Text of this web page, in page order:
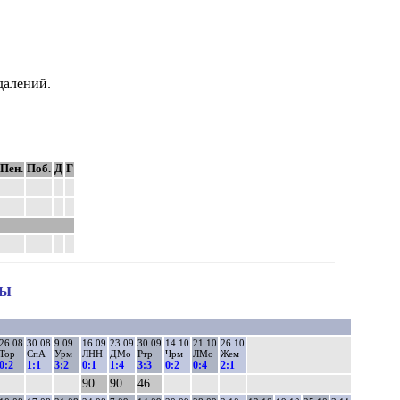
Пен. Поб. Д Г
26.08
Тор
0:2
30.08
СпА
1:1
9.09
Урм
3:2
16.09
ЛНН
0:1
23.09
ДМо
1:4
30.09
Ртр
3:3
14.10
Чрм
0:2
21.10
ЛМо
0:4
26.10
Жем
2:1
90 90 46..